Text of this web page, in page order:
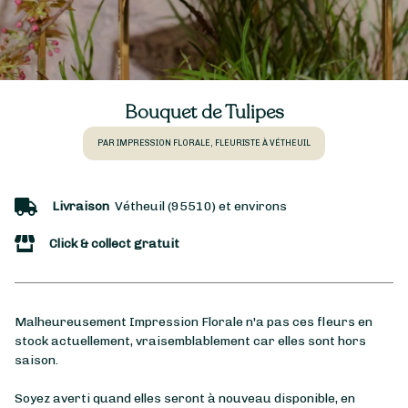
Bouquet de Tulipes
PAR IMPRESSION FLORALE, FLEURISTE À VÉTHEUIL
Livraison Vétheuil (95510) et environs
Click & collect gratuit
Malheureusement Impression Florale n'a pas ces fleurs en
stock actuellement, vraisemblablement car elles sont hors
saison.
Soyez averti quand elles seront à nouveau disponible, en